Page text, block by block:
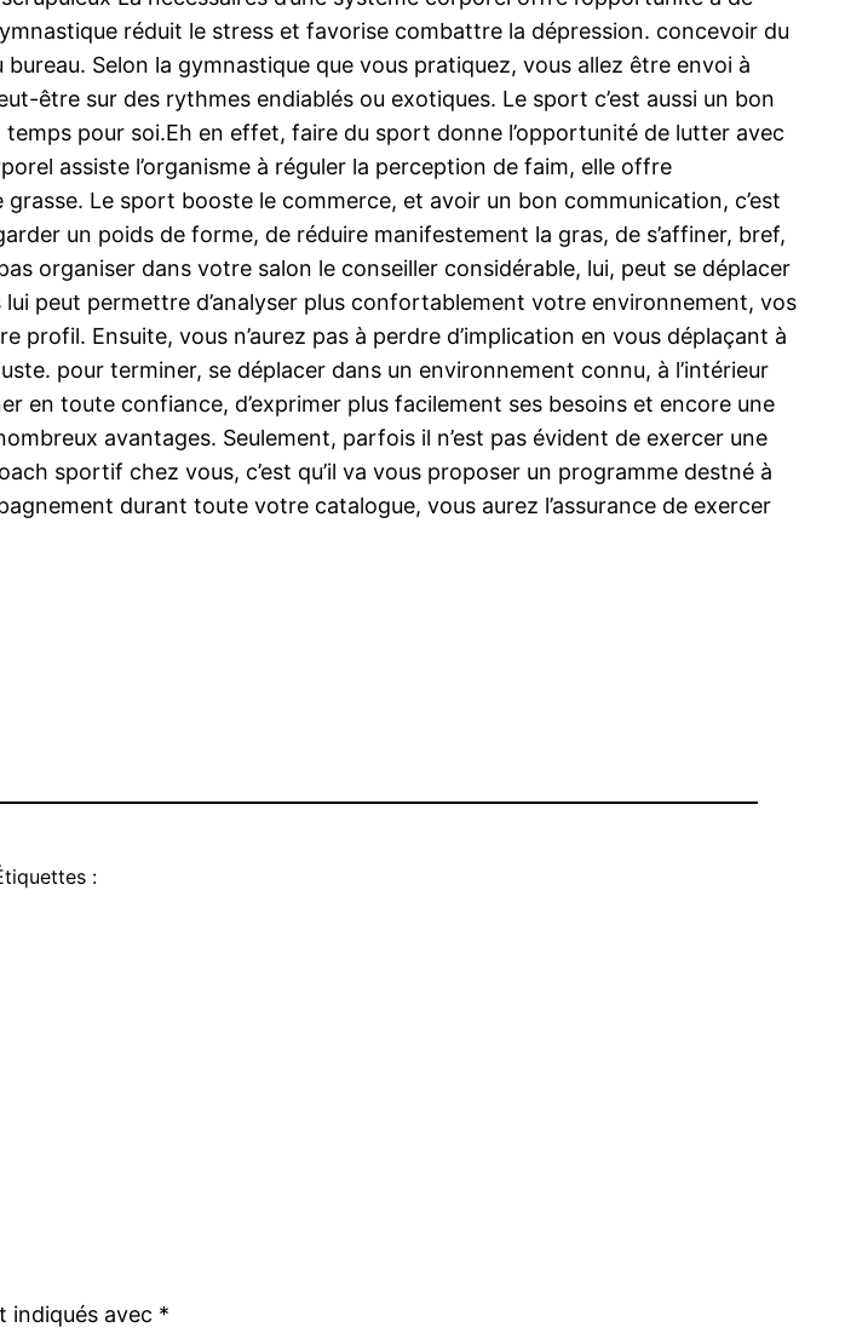
réduit le stress et favorise combattre la dépression. concevoir du
Selon la gymnastique que vous pratiquez, vous allez être envoi à
être sur des rythmes endiablés ou exotiques. Le sport c’est aussi un bon
pour soi.Eh en effet, faire du sport donne l’opportunité de lutter avec
assiste l’organisme à réguler la perception de faim, elle offre
grasse. Le sport booste le commerce, et avoir un bon communication, c’est
un poids de forme, de réduire manifestement la gras, de s’affiner, bref,
organiser dans votre salon le conseiller considérable, lui, peut se déplacer
peut permettre d’analyser plus confortablement votre environnement, vos
Ensuite, vous n’aurez pas à perdre d’implication en vous déplaçant à
pour terminer, se déplacer dans un environnement connu, à l’intérieur
en toute confiance, d’exprimer plus facilement ses besoins et encore une
avantages. Seulement, parfois il n’est pas évident de exercer une
sportif chez vous, c’est qu’il va vous proposer un programme destné à
durant toute votre catalogue, vous aurez l’assurance de exercer
:
indiqués avec *